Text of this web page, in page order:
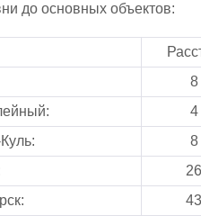
до основных объектов:
8
4
8